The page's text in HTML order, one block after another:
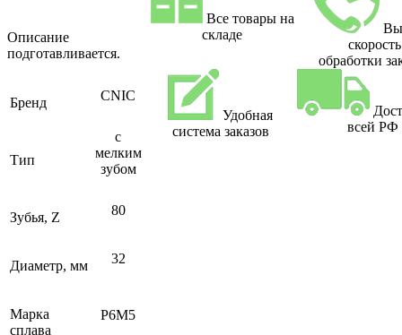
Описание
подготавливается.
Бренд CNIC
Тип
с
мелким
зубом
Зубья, Z 80
Диаметр, мм 32
Марка
сплава
Р6М5
Все товары на
складе
скорость
обработки
Удобная
система заказов
всей РФ